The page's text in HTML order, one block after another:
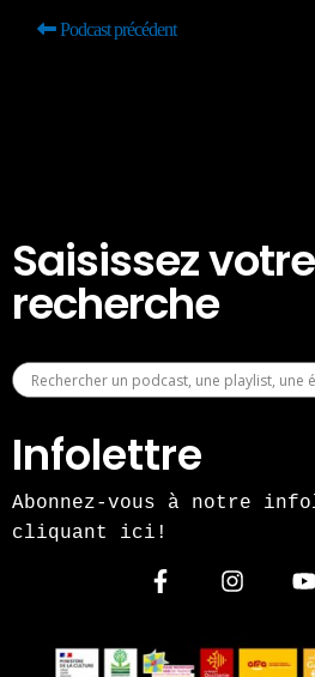
Podcast précédent
Saisissez votre
recherche
Infolettre
Abonnez-vous à notre
cliquant ici!